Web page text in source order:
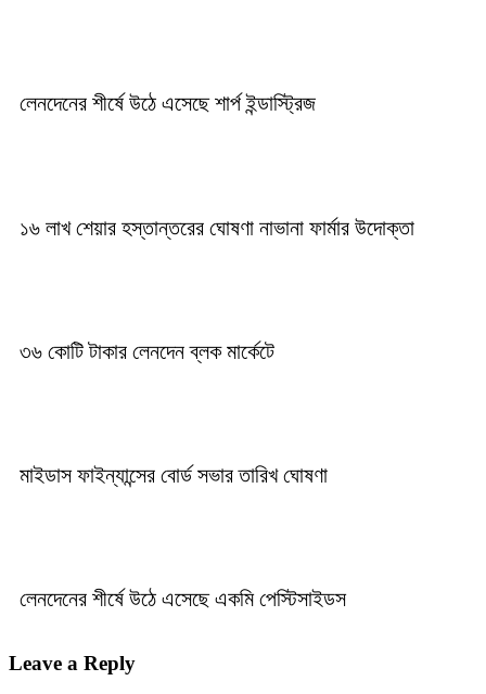
লেনদেনের শীর্ষে উঠে এসেছে শার্প ইন্ডাস্ট্রিজ
১৬ লাখ শেয়ার হস্তান্তরের ঘোষণা নাভানা ফার্মার উদোক্তা
৩৬ কোটি টাকার লেনদেন ব্লক মার্কেটে
মাইডাস ফাইন্যান্সের বোর্ড সভার তারিখ ঘোষণা
লেনদেনের শীর্ষে উঠে এসেছে একমি পেস্টিসাইডস
Leave a Reply